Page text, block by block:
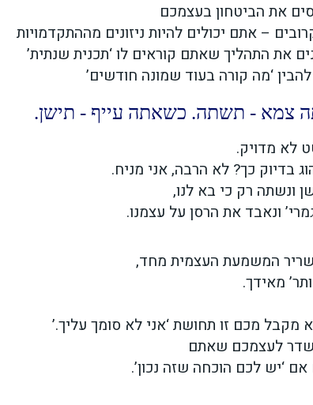
את הביטחון בעצמכם
– אתם יכולים להיות ניזונים מההתקדמויות
את התהליך שאתם קוראים לו ‘תכנית שנתית’
‘מה קורה בעוד שמונה חודשים’
צמא - תשתה. כשאתה עייף - תישן.
לא מדויק.
בדיוק כך? לא הרבה, אני מניח.
ונשתה רק כי בא לנו,
ונאבד את הרסן על עצמנו.
המשמעת העצמית מחד,
מאידך.
מכם זו תחושת ‘אני לא סומך עליך.’
לעצמכם שאתם
‘יש לכם הוכחה שזה נכון’.